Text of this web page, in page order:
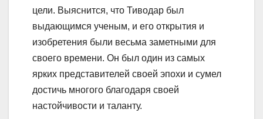
цели. Выяснится, что Тиводар был
выдающимся ученым, и его открытия и
изобретения были весьма заметными для
своего времени. Он был один из самых
ярких представителей своей эпохи и сумел
достичь многого благодаря своей
настойчивости и таланту.